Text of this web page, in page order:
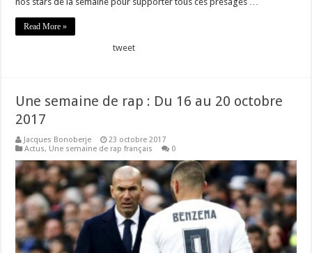
Read More »
tweet
Une semaine de rap : Du 16 au 20 octobre
2017
Jacques Bonoberje
23 octobre 2017
Actus, Une semaine de rap français 0